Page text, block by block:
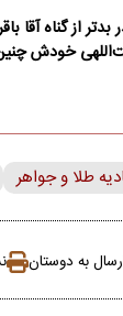
بدتر از گناه آقا
خودش
طلا و جواهر
به دوستان